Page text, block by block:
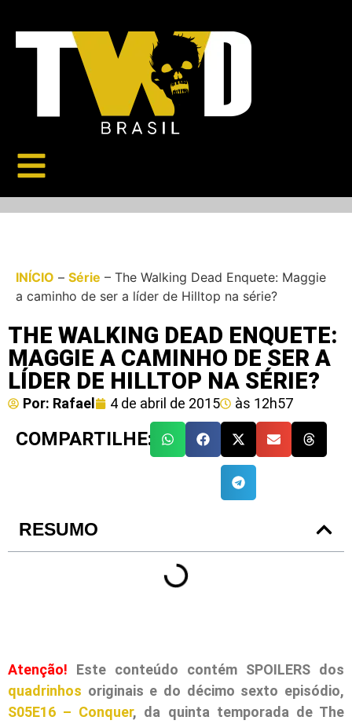
INÍCIO – Série – The Walking Dead Enquete: Maggie
a caminho de ser a líder de Hilltop na série?
THE WALKING DEAD ENQUETE:
MAGGIE A CAMINHO DE SER A
LÍDER DE HILLTOP NA SÉRIE?
Por: Rafael 4 de abril de 2015 às 12h57
COMPARTILHE:
RESUMO
Atenção! Este conteúdo contém SPOILERS dos
quadrinhos originais e do décimo sexto episódio,
S05E16 – Conquer, da quinta temporada de The